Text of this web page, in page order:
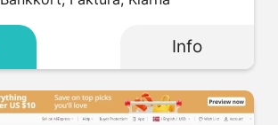
Info